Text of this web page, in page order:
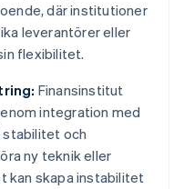
där institutioner
leverantörer eller
flexibilitet.
Finansinstitut
integration med
stabilitet och
ny teknik eller
kan skapa instabilitet